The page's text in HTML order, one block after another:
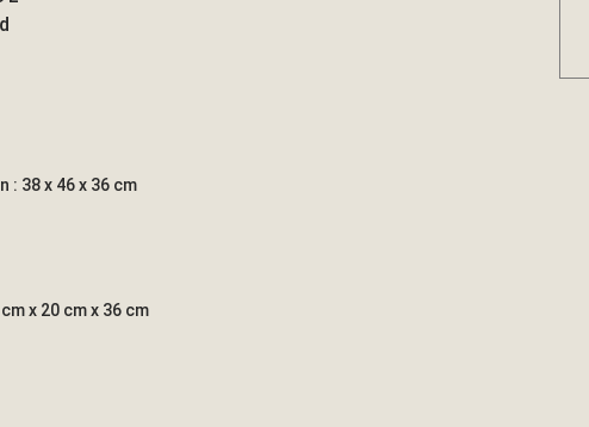
: 38 x 46 x 36 cm
x 20 cm x 36 cm